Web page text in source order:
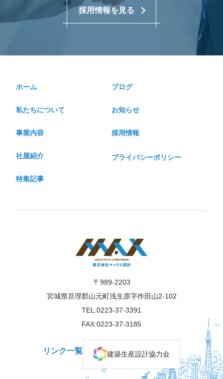
採用情報を見る
ホーム
私たちについて
社屋紹介
事業内容
特集記事
ブログ
お知らせ
採用情報
プライバシーポリシー
〒989-2203
宮城県亘理郡山元町浅生原字作田山2-102
TEL:0223-37-3391
FAX:0223-37-3185
リンク一覧 建築生産設計協力会